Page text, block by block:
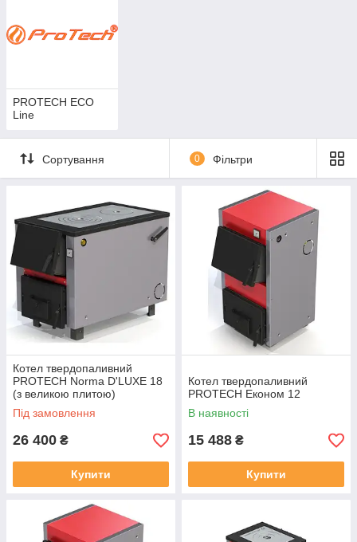
PROTECH ECO
Line
Сортування 0 Фільтри
Котел твердопаливний
PROTECH Norma D'LUXE 18
(з великою плитою)
Під замовлення
26 400 ₴
Купити
Котел твердопаливний
PROTECH Економ 12
В наявності
15 488 ₴
Купити